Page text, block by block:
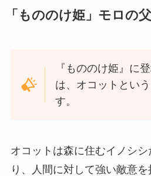
「もののけ姫」モロの
『もののけ姫』に
は、オコットとい
す。
オコットは森に住むイノシ
り、人間に対して強い敵意